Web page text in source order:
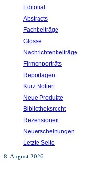
Editorial
Abstracts
Fachbeiträge
Glosse
Nachrichtenbeiträge
Firmenporträts
Reportagen
Kurz Notiert
Neue Produkte
Bibliotheksrecht
Rezensionen
Neuerscheinungen
Letzte Seite
8. August 2026